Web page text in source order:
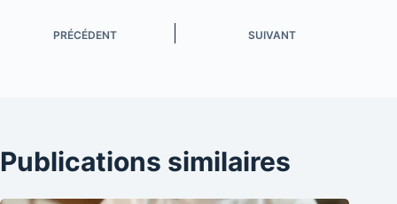
PRÉCÉDENT SUIVANT
Publications similaires